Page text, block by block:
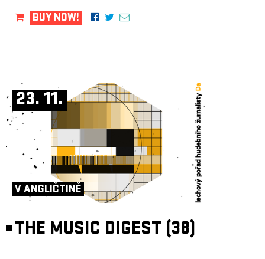
BUY NOW!
23. 11.
V ANGLIČTINĚ
THE MUSIC DIGEST (38)